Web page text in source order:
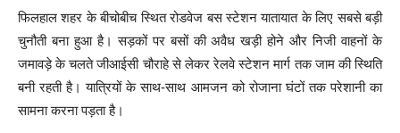
फिलहाल शहर के बीचोबीच स्थित रोडवेज बस स्टेशन यातायात के लिए सबसे बड़ी
चुनौती बना हुआ है। सड़कों पर बसों की अवैध खड़ी होने और निजी वाहनों के
जमावड़े के चलते जीआईसी चौराहे से लेकर रेलवे स्टेशन मार्ग तक जाम की स्थिति
बनी रहती है। यात्रियों के साथ-साथ आमजन को रोजाना घंटों तक परेशानी का
सामना करना पड़ता है।